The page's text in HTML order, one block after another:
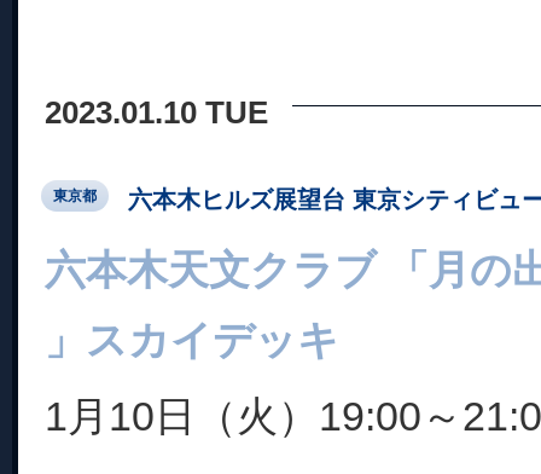
2023.01.10 TUE
東京都 六本木ヒルズ展望台 東京シティビュ
六本木天文クラブ 「月の
」スカイデッキ
1月10日（火）19:00～